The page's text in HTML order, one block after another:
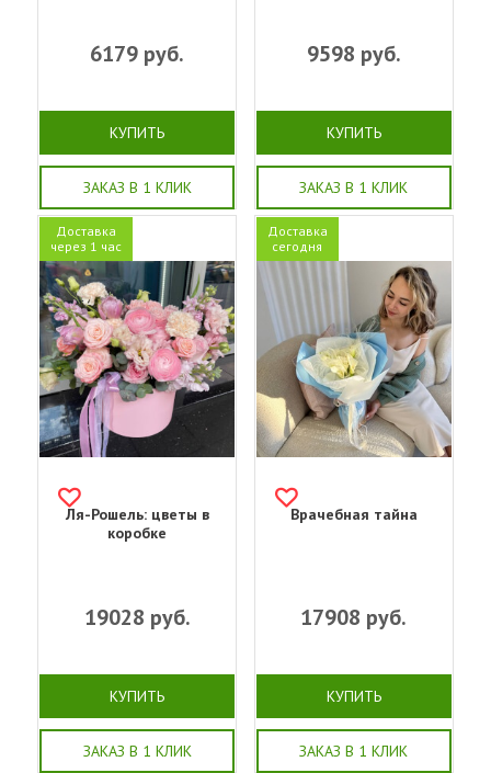
6179 руб.
КУПИТЬ
ЗАКАЗ В 1 КЛИК
9598 руб.
КУПИТЬ
ЗАКАЗ В 1 КЛИК
Доставка
через 1 час
Ля-Рошель: цветы в
коробке
19028 руб.
КУПИТЬ
ЗАКАЗ В 1 КЛИК
Доставка
сегодня
Врачебная тайна
17908 руб.
КУПИТЬ
ЗАКАЗ В 1 КЛИК